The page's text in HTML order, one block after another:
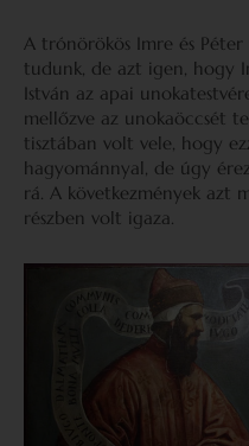
A trónörökös Imre és
tudunk, de azt igen, hogy
István az apai
mellőzve az unokaöccsét
tisztában volt vele, hogy
hagyománnyal, de úgy
rá. A következmények azt
részben volt igaza.